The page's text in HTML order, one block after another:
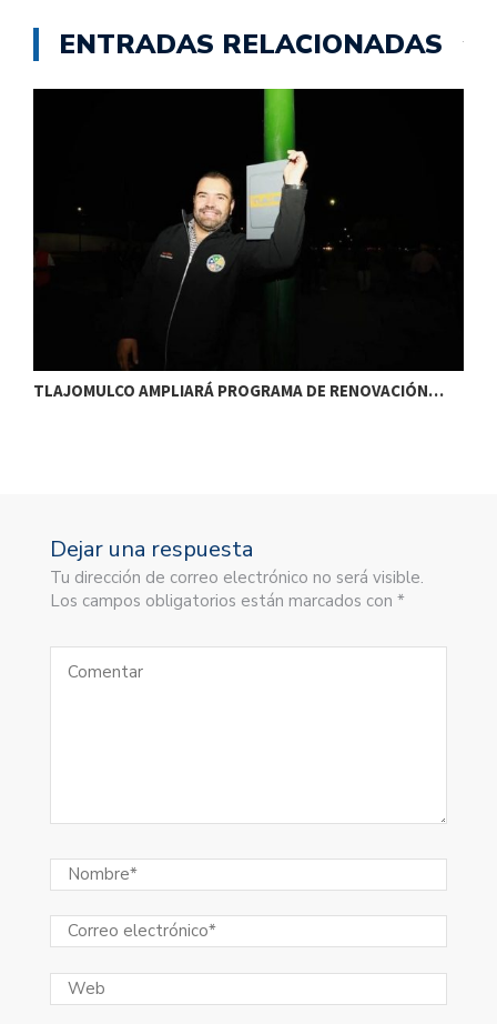
ENTRADAS RELACIONADAS
TLAJOMULCO AMPLIARÁ PROGRAMA DE RENOVACIÓN…
Dejar una respuesta
Tu dirección de correo electrónico no será visible.
Los campos obligatorios están marcados con *